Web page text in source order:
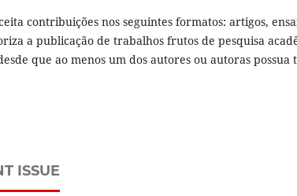
contribuições nos seguintes formatos: artigos,
a publicação de trabalhos frutos de pesquisa
que ao menos um dos autores ou autoras
ISSUE